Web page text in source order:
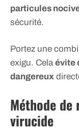
particules
sécurité.
Portez une
exigu. Celaévite
dangereux
Méthode
virucide